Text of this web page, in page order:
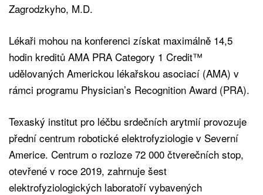
Zagrodzkyho, M.D.
Lékaři mohou na konferenci získat maximálně 14,5
hodin kreditů AMA PRA Category 1 Credit™
udělovaných Americkou lékařskou asociací (AMA) v
rámci programu Physician’s Recognition Award (PRA).
Texaský institut pro léčbu srdečních arytmií provozuje
přední centrum robotické elektrofyziologie v Severní
Americe. Centrum o rozloze 72 000 čtverečních stop,
otevřené v roce 2019, zahrnuje šest
elektrofyziologických laboratoří vybavených